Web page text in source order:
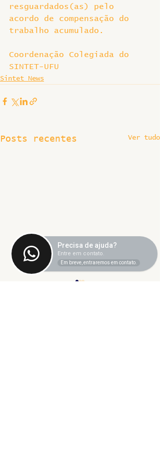
resguardados(as) pelo
acordo de compensação do
trabalho acumulado.
Coordenação Colegiada do
SINTET-UFU
Sintet News
Posts recentes Ver tudo
Precisa de ajuda?
Entre em contato.
Em breve, entraremos em contato.